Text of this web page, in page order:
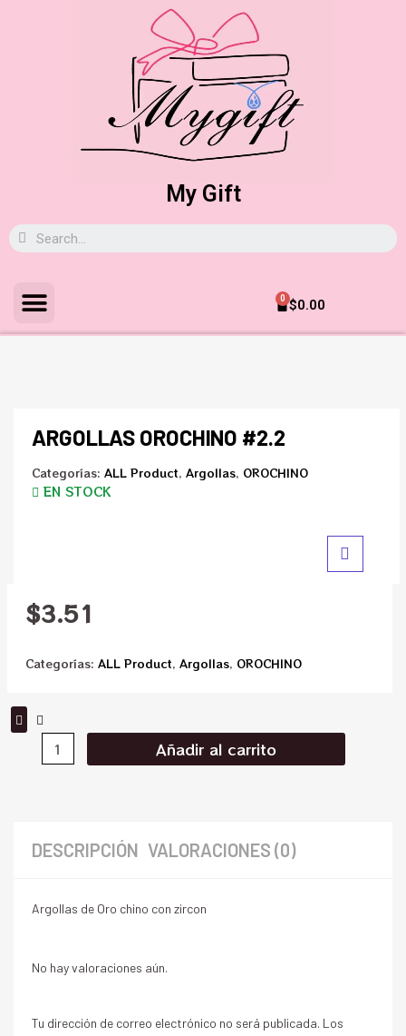
My Gift
$0.00
0
ARGOLLAS OROCHINO #2.2
Categorías: ALL Product, Argollas, OROCHINO
EN STOCK
$3.51
Categorías: ALL Product, Argollas, OROCHINO
Añadir al carrito
DESCRIPCIÓN VALORACIONES (0)
Argollas de Oro chino con zircon
No hay valoraciones aún.
Tu dirección de correo electrónico no será publicada. Los